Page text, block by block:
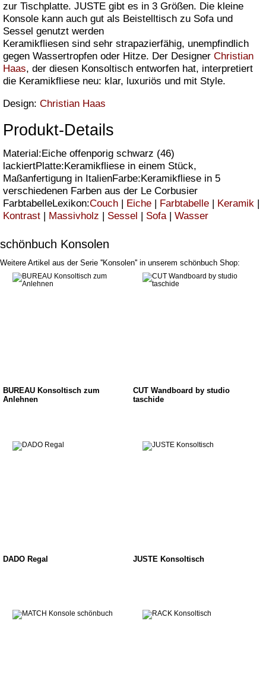
zur Tischplatte. JUSTE gibt es in 3 Größen. Die kleine
Konsole kann auch gut als Beistelltisch zu Sofa und
Sessel genutzt werden
Keramikfliesen sind sehr strapazierfähig, unempfindlich
gegen Wassertropfen oder Hitze. Der Designer Christian
Haas, der diesen Konsoltisch entworfen hat, interpretiert
die Keramikfliese neu: klar, luxuriös und mit Style.
Design: Christian Haas
Produkt-Details
Material:Eiche offenporig schwarz (46)
lackiertPlatte:Keramikfliese in einem Stück,
Maßanfertigung in ItalienFarbe:Keramikfliese in 5
verschiedenen Farben aus der Le Corbusier
FarbtabelleLexikon:Couch Eiche Farbtabelle Keramik
Kontrast
Massivholz Sessel Sofa| Wasser
schönbuch Konsolen
Weitere Artikel aus der Serie ''Konsolen'' in unserem schönbuch Shop:
BUREAU Konsoltisch zum
Anlehnen
CUT Wandboard by studio
taschide
DADO Regal JUSTE Konsoltisch